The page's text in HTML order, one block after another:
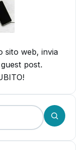
sito web, invia
post.